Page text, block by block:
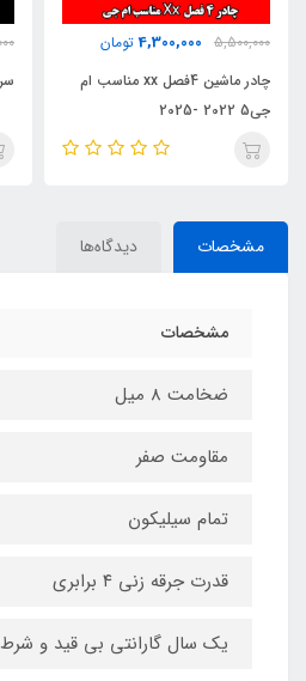
1,000,000
880,000 تومان
سراگزوز اسپرت ریموس کد 621
مشخصات دیدگاه‌ها
مشخصات
ضخامت 8 میل
مقاومت صفر
تمام سیلیکون
قدرت جرقه زنی ۴ برابری
یک سال گارانتی بی قید و شرط